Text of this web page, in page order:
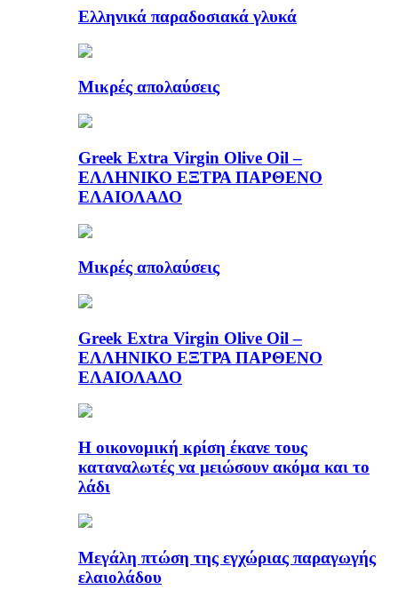
Ελληνικά παραδοσιακά γλυκά
Μικρές απολαύσεις
Greek Extra Virgin Olive Oil –
ΕΛΛΗΝΙΚΟ ΕΞΤΡΑ ΠΑΡΘΕΝΟ
ΕΛΑΙΟΛΑΔΟ
Μικρές απολαύσεις
Greek Extra Virgin Olive Oil –
ΕΛΛΗΝΙΚΟ ΕΞΤΡΑ ΠΑΡΘΕΝΟ
ΕΛΑΙΟΛΑΔΟ
Η οικονομική κρίση έκανε τους
καταναλωτές να μειώσουν ακόμα και το
λάδι
Μεγάλη πτώση της εγχώριας παραγωγής
ελαιολάδου